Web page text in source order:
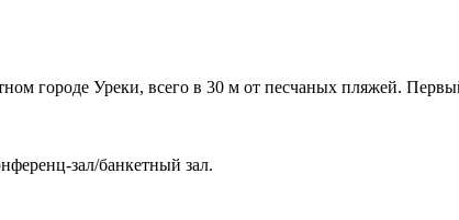
городе Уреки, всего в 30 м от песчаных пляжей.
зал/банкетный зал.